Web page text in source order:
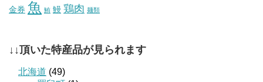
金券 魚 鮪 鰻 鶏肉 麺類
↓↓頂いた特産品が見られます
北海道 (49)